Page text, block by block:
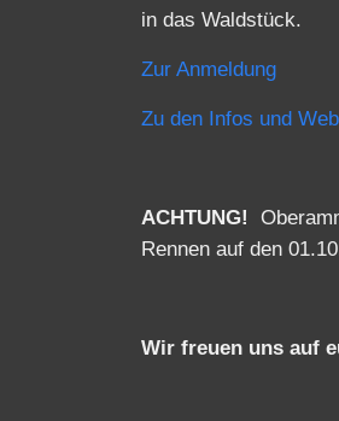
in das Waldstück.
Zur Anmeldung
Zu den Infos und
ACHTUNG!
Rennen auf den
Wir freuen uns auf